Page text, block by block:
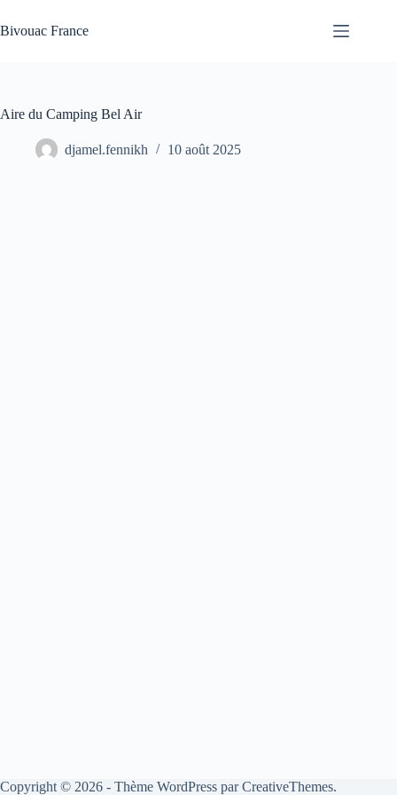
au
contenu
Bivouac France
Aire du Camping Bel Air
djamel.fennikh 10 août 2025
Copyright © 2026 - Thème WordPress parCreativeThemes.